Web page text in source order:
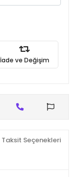
İade ve Değişim
Taksit Seçenekleri